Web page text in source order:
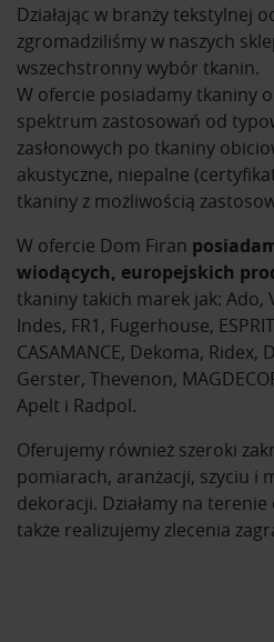
Działając w branży tekstylnej
zgromadziliśmy w naszych
wszechstronny wybór tkanin.
W ofercie posiadamy tkaniny
spektrum zastosowań od
zasłonowych po tkaniny
akustyczne, niepalne
tkaniny z możliwością
W ofercie Dom Firan
wiodących, europejskich
tkaniny takich marek jak: Ado,
Indes, FR1, Fugerhouse,
CASAMANCE, Dekoma, Ridex,
Gerster, Thevenon,
Apelt i Radpol.
Oferujemy również szeroki
pomiarach, aranżacji, szyciu i
dekoracji. Działamy na terenie
także realizujemy zlecenia